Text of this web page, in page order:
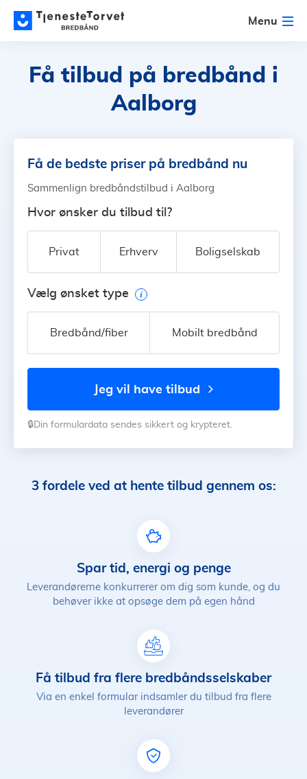
Menu
Få tilbud på bredbånd i
Aalborg
Få de bedste priser på bredbånd nu
Sammenlign bredbåndstilbud i Aalborg
Hvor ønsker du tilbud til?
Privat Erhverv Boligselskab
Vælg ønsket type
Bredbånd/fiber Mobilt bredbånd
jeg vil have tilbud
🔒Din formulardata sendes sikkert og krypteret.
3 fordele ved at hente tilbud gennem os:
Spar tid, energi og penge
Leverandørerne konkurrerer om dig som kunde, og du
behøver ikke at opsøge dem på egen hånd
Få tilbud fra flere bredbåndsselskaber
Via en enkel formular indsamler du tilbud fra flere
leverandører